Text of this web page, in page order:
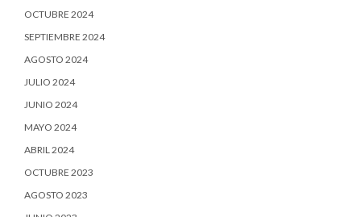
OCTUBRE 2024
SEPTIEMBRE 2024
AGOSTO 2024
JULIO 2024
JUNIO 2024
MAYO 2024
ABRIL 2024
OCTUBRE 2023
AGOSTO 2023